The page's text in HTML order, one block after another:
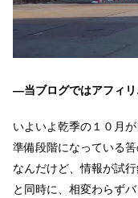
―当ブログではアフィ
いよいよ乾季の１０月
準備段階になっている
なんだけど、情報が試
と同時に、相変わらず